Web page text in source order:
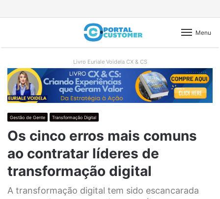
Menu
Livro Euriale Voidela CX & CS
Gestão de Gente Transformação Digital
Os cinco erros mais comuns
ao contratar líderes de
transformação digital
A transformação digital tem sido escancarada